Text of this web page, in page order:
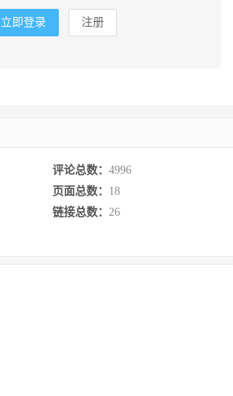
立即登录 注册
评论总数： 4996
页面总数： 18
链接总数： 26